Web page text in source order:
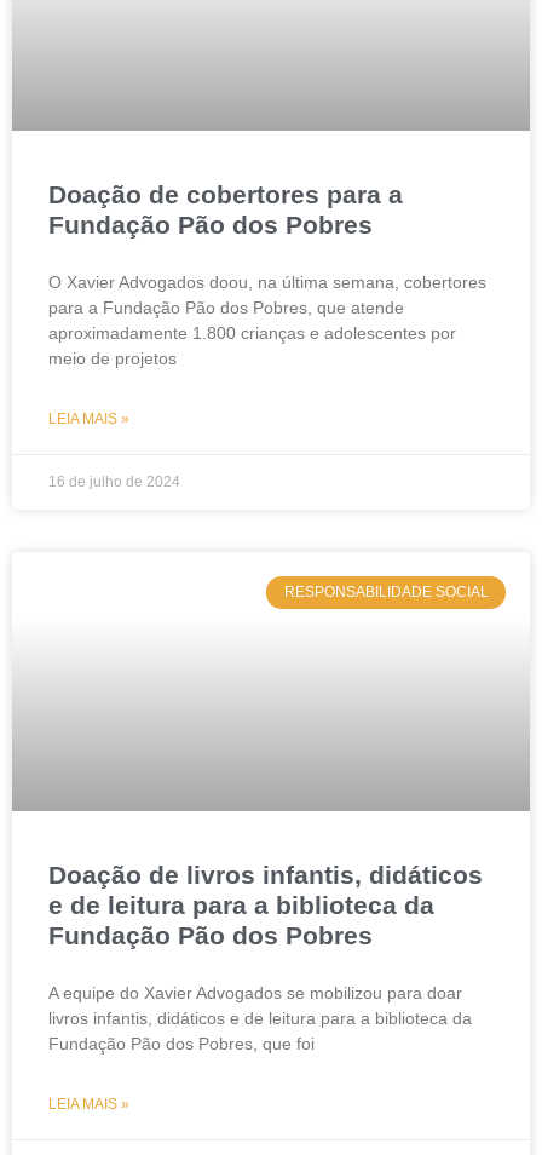
Doação de cobertores para a
Fundação Pão dos Pobres
O Xavier Advogados doou, na última semana, cobertores
para a Fundação Pão dos Pobres, que atende
aproximadamente 1.800 crianças e adolescentes por
meio de projetos
LEIA MAIS »
16 de julho de 2024
RESPONSABILIDADE SOCIAL
Doação de livros infantis, didáticos
e de leitura para a biblioteca da
Fundação Pão dos Pobres
A equipe do Xavier Advogados se mobilizou para doar
livros infantis, didáticos e de leitura para a biblioteca da
Fundação Pão dos Pobres, que foi
LEIA MAIS »